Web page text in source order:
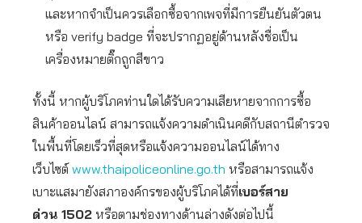
และหากจำเป็นควรเลือกซื้อจากเพจที่มีการยืนยันตัวตน
หรือ verify badge ที่จะปรากฏอยู่ด้านหลังชื่อเป็น
เครื่องหมายติ๊กถูกสีขาว
ทั้งนี้ หากผู้บริโภคท่านใดได้รับความเสียหายจากการซื้อ
สินค้าออนไลน์ สามารถแจ้งความดำเนินคดีกับสถานีตำรวจ
ในพื้นที่โดยเร็วที่สุดหรือแจ้งความออนไลน์ได้ทาง
เว็บไซต์ www.thaipoliceonline.go.th หรือสามารถแจ้ง
เบาะแสมายังสภาองค์กรของผู้บริโภคได้ที่เบอร์สาย
ด่วน 1502 หรือตามช่องทางด้านล่างดังต่อไปนี้